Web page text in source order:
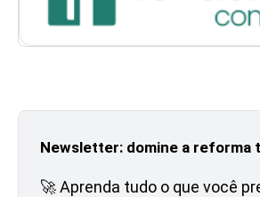
Newsletter: domine a reforma
🚀 Aprenda tudo o que você